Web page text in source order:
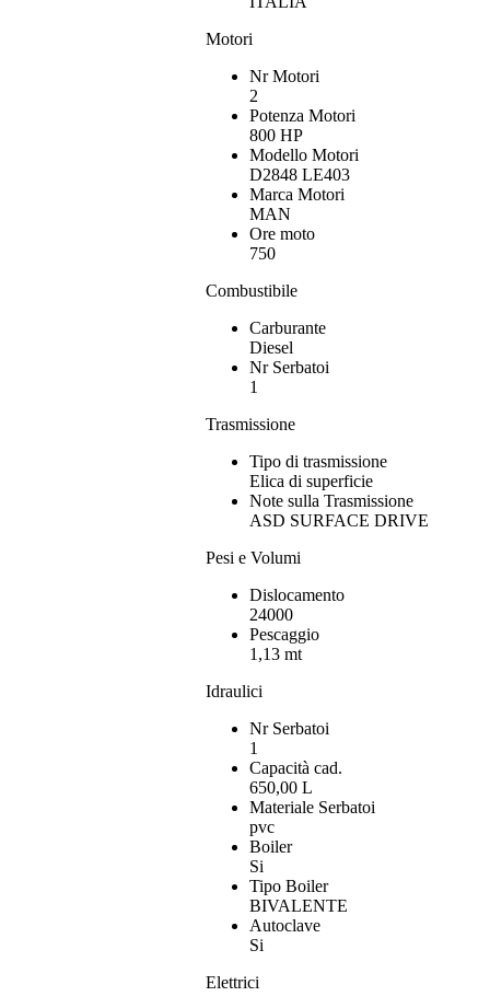
Motori
Nr Motori
2
Potenza Motori
800 HP
Modello Motori
D2848 LE403
Marca Motori
MAN
Ore moto
750
Combustibile
Carburante
Diesel
Nr Serbatoi
1
Trasmissione
Tipo di trasmissione
Elica di superficie
Note sulla Trasmissione
ASD SURFACE DRIVE
Pesi e Volumi
Dislocamento
24000
Pescaggio
1,13 mt
Idraulici
Nr Serbatoi
1
Capacità cad.
650,00 L
Materiale Serbatoi
pvc
Boiler
Si
Tipo Boiler
BIVALENTE
Autoclave
Si
Elettrici